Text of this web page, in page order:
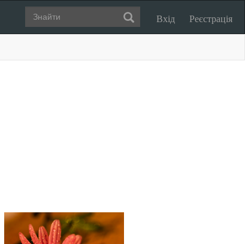
Вхід Реєстрація